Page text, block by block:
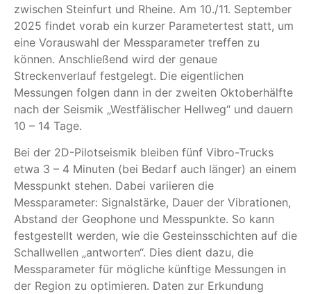
zwischen Steinfurt und Rheine. Am 10./11. September
2025 findet vorab ein kurzer Parametertest statt, um
eine Vorauswahl der Messparameter treffen zu
können. Anschließend wird der genaue
Streckenverlauf festgelegt. Die eigentlichen
Messungen folgen dann in der zweiten Oktoberhälfte
nach der Seismik „Westfälischer Hellweg“ und dauern
10 – 14 Tage.
Bei der 2D-Pilotseismik bleiben fünf Vibro-Trucks
etwa 3 – 4 Minuten (bei Bedarf auch länger) an einem
Messpunkt stehen. Dabei variieren die
Messparameter: Signalstärke, Dauer der Vibrationen,
Abstand der Geophone und Messpunkte. So kann
festgestellt werden, wie die Gesteinsschichten auf die
Schallwellen „antworten“. Dies dient dazu, die
Messparameter für mögliche künftige Messungen in
der Region zu optimieren. Daten zur Erkundung